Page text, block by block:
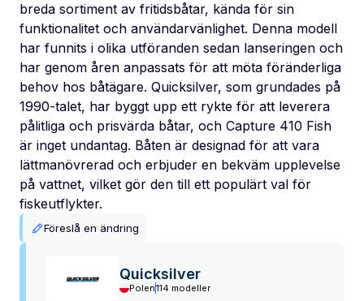
breda sortiment av fritidsbåtar, kända för sin
funktionalitet och användarvänlighet. Denna modell
har funnits i olika utföranden sedan lanseringen och
har genom åren anpassats för att möta föränderliga
behov hos båtägare. Quicksilver, som grundades på
1990-talet, har byggt upp ett rykte för att leverera
pålitliga och prisvärda båtar, och Capture 410 Fish
är inget undantag. Båten är designad för att vara
lättmanövrerad och erbjuder en bekväm upplevelse
på vattnet, vilket gör den till ett populärt val för
fiskeutflykter.
Föreslå en ändring
Quicksilver
Polen114 modeller